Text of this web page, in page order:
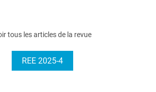
tous les articles de la revue
REE 2025-4